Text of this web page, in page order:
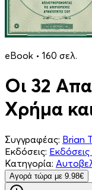
eBook • 160 σελ.
Οι 32
Χρήμα
Συγγραφέας: Brian
Εκδόσεις:
Κατηγορία:
Aγορά τώρα με 9.98€